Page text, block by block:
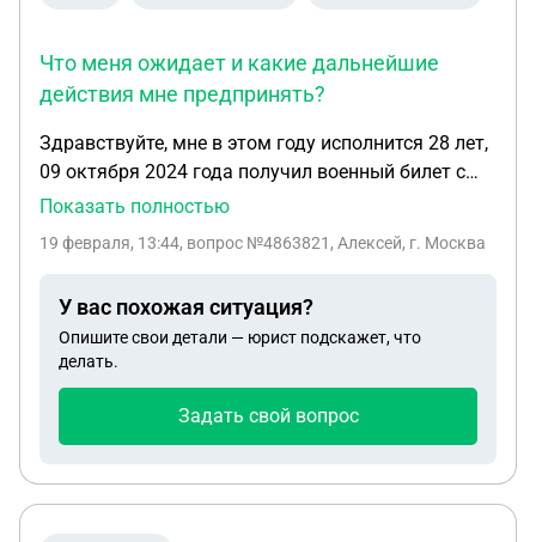
Что меня ожидает и какие дальнейшие
действия мне предпринять?
Здравствуйте, мне в этом году исполнится 28 лет,
09 октября 2024 года получил военный билет с
категорией В (ограниченно годен, не служил), а
также в госуслугах, что на мое имя направлена
организации, где я работаю. Не понимаю, что
военкомат от меня хочет. Что меня ожидает и
какие дальнейшие действия мне предпринять?
Показать полностью
19 февраля, 13:44, вопрос №4863821, Алексей, г. Москва
У вас похожая ситуация?
Опишите свои детали — юрист подскажет, что
делать.
Задать свой вопрос